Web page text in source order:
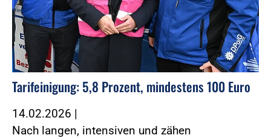
Tarifeinigung: 5,8 Prozent, mindestens 100 Euro
14.02.2026 |
Nach langen, intensiven und zähen